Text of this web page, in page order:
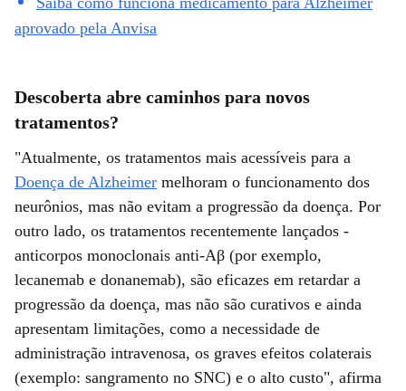
aprovado pela Anvisa
Descoberta abre caminhos para novos
tratamentos?
"Atualmente, os tratamentos mais acessíveis para a
Doença de Alzheimer melhoram o funcionamento dos
neurônios, mas não evitam a progressão da doença. Por
outro lado, os tratamentos recentemente lançados -
anticorpos monoclonais anti-Aβ (por exemplo,
lecanemab e donanemab), são eficazes em retardar a
progressão da doença, mas não são curativos e ainda
apresentam limitações, como a necessidade de
administração intravenosa, os graves efeitos colaterais
(exemplo: sangramento no SNC) e o alto custo", afirma